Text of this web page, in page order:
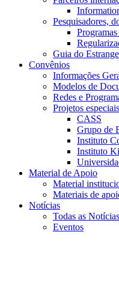
Pesquisadores,
Guia do
Convênios
Informações
Modelos de
Redes e
Projetos especiais
CASS
Grupo de
Instituto
Instituto
Material de Apoio
Material
Materiais de
Notícias
Todas as Notícias
Eventos